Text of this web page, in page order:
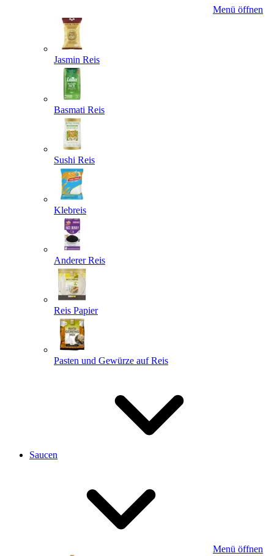
Menü öffnen
Jasmin Reis
Basmati Reis
Sushi Reis
Klebreis
Anderer Reis
Reis Papier
Pasten und Gewürze auf Reis
Saucen
Menü öffnen